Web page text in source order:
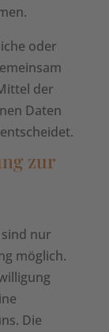
oder
der
Daten
zur
nur
möglich.
Die